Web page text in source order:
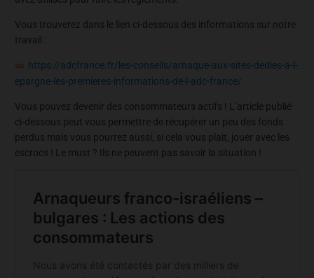
Vous trouverez dans le lien ci-dessous des informations sur notre
travail :
https://adcfrance.fr/les-conseils/arnaque-aux-sites-dedies-a-l-
epargne-les-premieres-informations-de-l-adc-france/
Vous pouvez devenir des consommateurs actifs ! L’article publié
ci-dessous peut vous permettre de récupérer un peu des fonds
perdus mais vous pourrez aussi, si cela vous plait, jouer avec les
escrocs ! Le must ? Ils ne peuvent pas savoir la situation !